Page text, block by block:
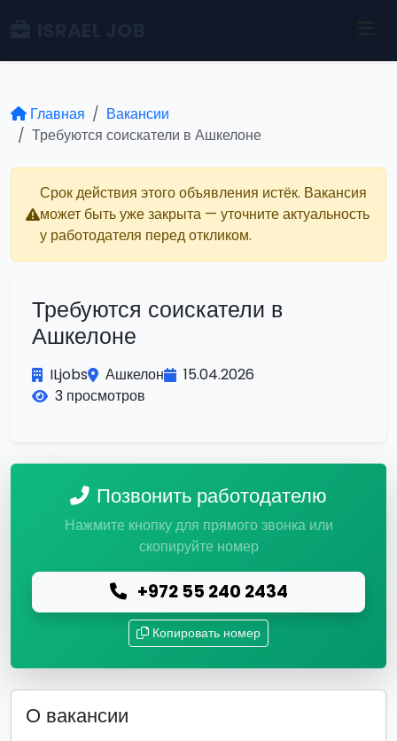
Главная
Вакансии
Требуются соискатели в Ашкелоне
Срок действия этого объявления истёк. Вакансия
может быть уже закрыта — уточните актуальность
у работодателя перед откликом.
Требуются соискатели в
Ашкелоне
ILjobs Ашкелон
15.04.2026
3 просмотров
Позвонить работодателю
Нажмите кнопку для прямого звонка или
скопируйте номер
+972 55 240 2434
Копировать номер
О вакансии